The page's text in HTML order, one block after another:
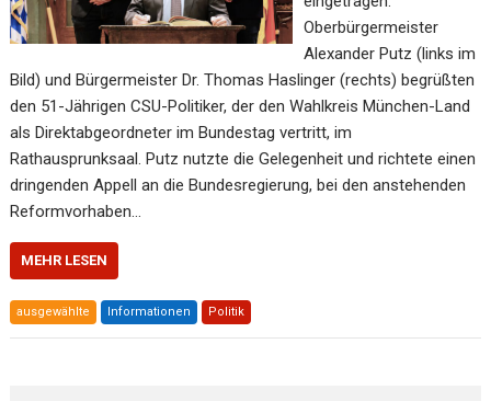
Oberbürgermeister
Alexander Putz (links im
Bild) und Bürgermeister Dr. Thomas Haslinger (rechts) begrüßten
den 51-Jährigen CSU-Politiker, der den Wahlkreis München-Land
als Direktabgeordneter im Bundestag vertritt, im
Rathausprunksaal. Putz nutzte die Gelegenheit und richtete einen
dringenden Appell an die Bundesregierung, bei den anstehenden
Reformvorhaben…
MEHR LESEN
ausgewählte Informationen Politik